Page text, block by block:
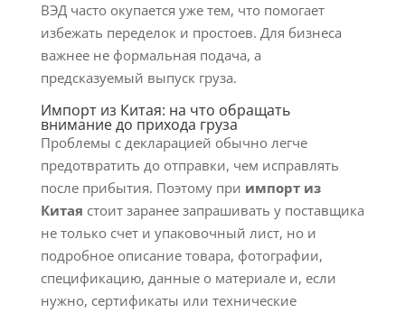
ВЭД часто окупается уже тем, что помогает
избежать переделок и простоев. Для бизнеса
важнее не формальная подача, а
предсказуемый выпуск груза.
Импорт из Китая: на что обращать
внимание до прихода груза
Проблемы с декларацией обычно легче
предотвратить до отправки, чем исправлять
после прибытия. Поэтому при импорт из
Китая стоит заранее запрашивать у поставщика
не только счет и упаковочный лист, но и
подробное описание товара, фотографии,
спецификацию, данные о материале и, если
нужно, сертификаты или технические